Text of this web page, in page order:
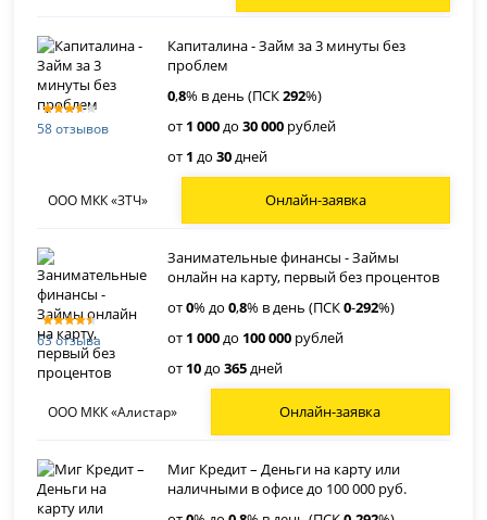
58 отзывов
Капиталина - Займ за 3 минуты без
проблем
0,8% в день (ПСК292%)
от 1 000до30 000 рублей
от 1 до30дней
ООО МКК «ЗТЧ» Онлайн-заявка
63 отзыва
Занимательные финансы - Займы
онлайн на карту, первый без процентов
от0% до0,8% в день (ПСК0-292%)
от 1 000до 100 000 рублей
от 10до365дней
ООО МКК «Алистар» Онлайн-заявка
Миг Кредит – Деньги на карту или
наличными в офисе до 100 000 руб.